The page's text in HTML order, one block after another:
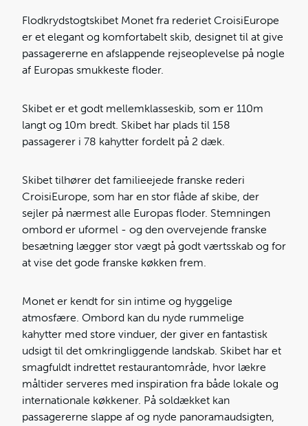
Flodkrydstogtskibet Monet fra rederiet CroisiEurope
er et elegant og komfortabelt skib, designet til at give
passagererne en afslappende rejseoplevelse på nogle
af Europas smukkeste floder.
Skibet er et godt mellemklasseskib, som er 110m
langt og 10m bredt. Skibet har plads til 158
passagerer i 78 kahytter fordelt på 2 dæk.
Skibet tilhører det familieejede franske rederi
CroisiEurope, som har en stor flåde af skibe, der
sejler på nærmest alle Europas floder. Stemningen
ombord er uformel - og den overvejende franske
besætning lægger stor vægt på godt værtsskab og for
at vise det gode franske køkken frem.
Monet er kendt for sin intime og hyggelige
atmosfære. Ombord kan du nyde rummelige
kahytter med store vinduer, der giver en fantastisk
udsigt til det omkringliggende landskab. Skibet har et
smagfuldt indrettet restaurantområde, hvor lækre
måltider serveres med inspiration fra både lokale og
internationale køkkener. På soldækket kan
passagererne slappe af og nyde panoramaudsigten,